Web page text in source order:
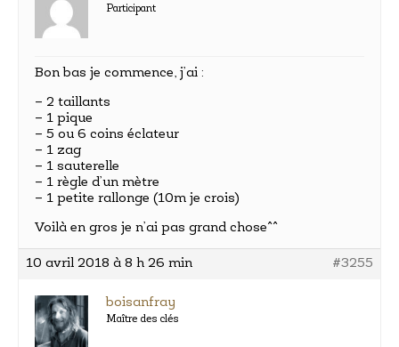
Participant
Bon bas je commence, j’ai :
– 2 taillants
– 1 pique
– 5 ou 6 coins éclateur
– 1 zag
– 1 sauterelle
– 1 règle d’un mètre
– 1 petite rallonge (10m je crois)
Voilà en gros je n’ai pas grand chose^^
10 avril 2018 à 8 h 26 min #3255
boisanfray
Maître des clés